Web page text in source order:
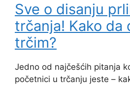
Sve o disanju
trčanja! Kako da
trčim?
Jedno od najčešćih pitanja
početnici u trčanju jeste –